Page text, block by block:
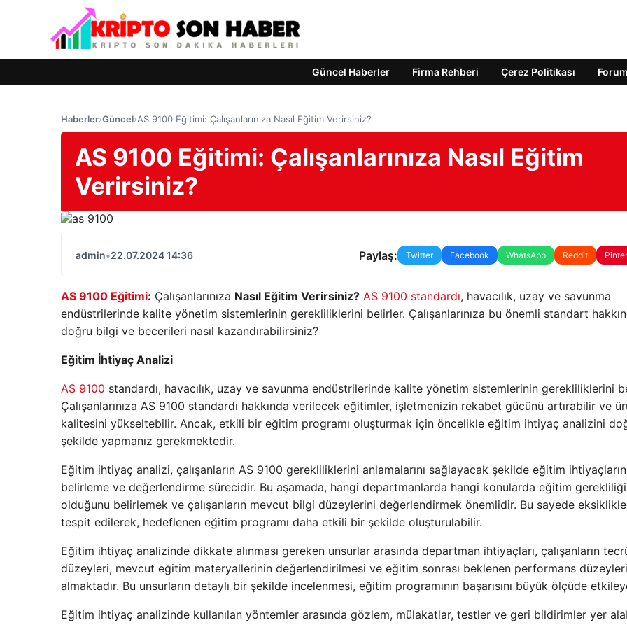
Güncel Haberler Firma Rehberi Çerez Politikası Forum
Haberler›Güncel›AS 9100 Eğitimi: Çalışanlarınıza Nasıl Eğitim Verirsiniz?
AS 9100 Eğitimi: Çalışanlarınıza Nasıl Eğitim
Verirsiniz?
admin•22.07.2024 14:36 Paylaş: Twitter Facebook WhatsApp Reddit
AS 9100 Eğitimi: Çalışanlarınıza Nasıl Eğitim Verirsiniz? AS 9100 standardı, havacılık, uzay ve savunma
endüstrilerinde kalite yönetim sistemlerinin gerekliliklerini belirler. Çalışanlarınıza bu önemli standart
doğru bilgi ve becerileri nasıl kazandırabilirsiniz?
Eğitim İhtiyaç Analizi
AS 9100 standardı, havacılık, uzay ve savunma endüstrilerinde kalite yönetim sistemlerinin gerekliliklerini
Çalışanlarınıza AS 9100 standardı hakkında verilecek eğitimler, işletmenizin rekabet gücünü artırabilir ve
kalitesini yükseltebilir. Ancak, etkili bir eğitim programı oluşturmak için öncelikle eğitim ihtiyaç analizini
şekilde yapmanız gerekmektedir.
Eğitim ihtiyaç analizi, çalışanların AS 9100 gerekliliklerini anlamalarını sağlayacak şekilde eğitim
belirleme ve değerlendirme sürecidir. Bu aşamada, hangi departmanlarda hangi konularda eğitim gerekliliği
olduğunu belirlemek ve çalışanların mevcut bilgi düzeylerini değerlendirmek önemlidir. Bu sayede
tespit edilerek, hedeflenen eğitim programı daha etkili bir şekilde oluşturulabilir.
Eğitim ihtiyaç analizinde dikkate alınması gereken unsurlar arasında departman ihtiyaçları, çalışanların
düzeyleri, mevcut eğitim materyallerinin değerlendirilmesi ve eğitim sonrası beklenen performans
almaktadır. Bu unsurların detaylı bir şekilde incelenmesi, eğitim programının başarısını büyük ölçüde
Eğitim ihtiyaç analizinde kullanılan yöntemler arasında gözlem, mülakatlar, testler ve geri bildirimler yer